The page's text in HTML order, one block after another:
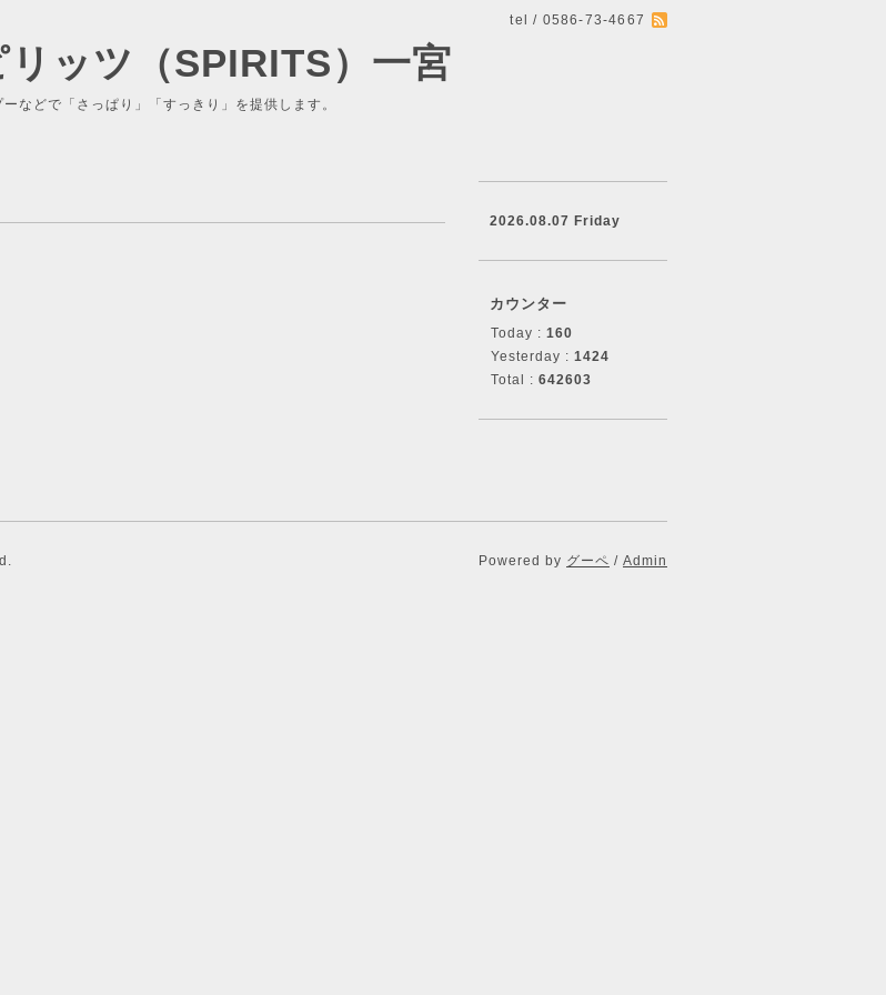
tel / 0586-73-4667
ッツ（SPIRITS）一宮
などで「さっぱり」「すっきり」を提供します。
2026.08.07 Friday
カウンター
Today : 160
Yesterday : 1424
Total : 642603
Powered by グーペ / Admin